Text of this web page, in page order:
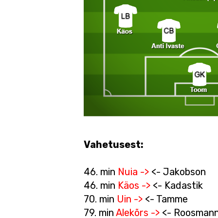
Vahetusest:
46. min Nuia -> <- Jakobson
46. min Käos -> <- Kadastik
70. min Uin -> <- Tamme
79. min Alekõrs -> <-